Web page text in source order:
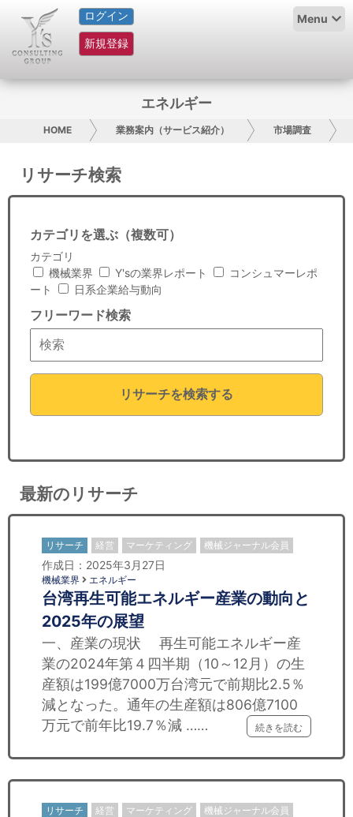
ログイン
新規登録
Menu
HOME
サービス紹介
グループ概要
採用情報
日本人にPR
コンサルティング
リサーチ
セミナー
エネルギー
HOME 業務案内（サービス紹介） 市場調査
リサーチ検索
カテゴリを選ぶ（複数可）
カテゴリ
機械業界
Y'sの業界レポート
コンシュマーレポ
ート
日系企業給与動向
フリーワード検索
リサーチを検索する
最新のリサーチ
リサーチ 経営 マーケティング 機械ジャーナル会員
作成日：2025年3月27日
機械業界 エネルギー
台湾再生可能エネルギー産業の動向と
2025年の展望
一、産業の現状 再生可能エネルギー産
業の2024年第４四半期（10～12月）の生
産額は199億7000万台湾元で前期比2.5％
減となった。通年の生産額は806億7100
万元で前年比19.7％減 ……
続きを読む
リサーチ 経営 マーケティング 機械ジャーナル会員